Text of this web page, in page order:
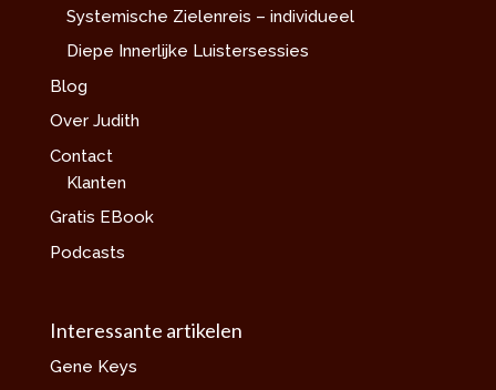
Systemische Zielenreis – individueel
Diepe Innerlijke Luistersessies
Blog
Over Judith
Contact
Klanten
Gratis EBook
Podcasts
Interessante artikelen
Gene Keys